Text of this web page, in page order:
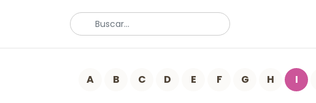
A B C D E F G H I